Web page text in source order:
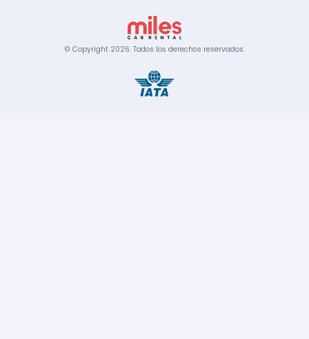
© Copyright 2026. Todos los derechos reservados.